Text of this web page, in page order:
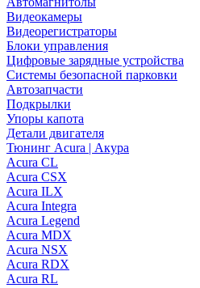
Видеокамеры
Видеорегистраторы
Блоки управления
Цифровые зарядные устройства
Системы безопасной парковки
Автозапчасти
Подкрылки
Упоры капота
Детали двигателя
Тюнинг Acura | Акура
Acura CL
Acura CSX
Acura ILX
Acura Integra
Acura Legend
Acura MDX
Acura NSX
Acura RDX
Acura RL